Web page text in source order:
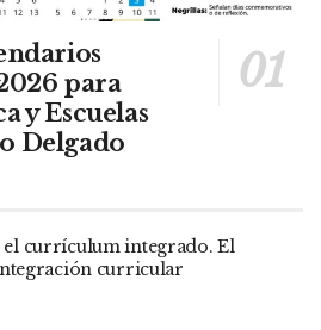
para
y Escuelas
Delgado
el currículum integrado. El
curricular